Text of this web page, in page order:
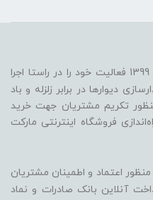
در سال 1399 فعالیت خود را در راستا اجرا
دیوارها در برابر زلزله و باد
سپس در سال 1400 به‌منظور تکریم مشتریان جهت خرید
فروشگاه اینترنتی مارکت
اعتماد و اطمینان مشتریان
آنلاین بانک صادرات و نماد